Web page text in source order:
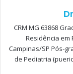
D foram
relacionadas
relacionadas
CRM MG 63868
Residência em
Campinas/SP Pós-
de Pediatria